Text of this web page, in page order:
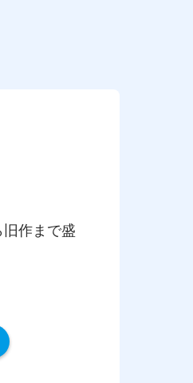
作まで盛